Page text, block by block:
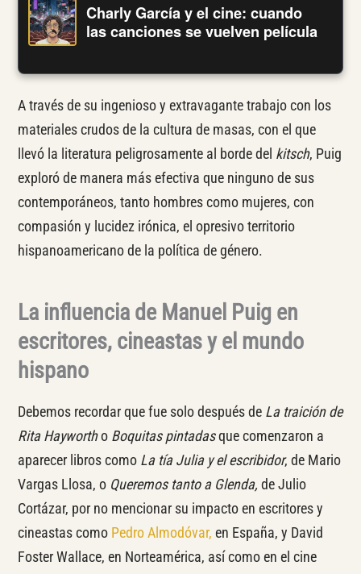
Charly García y el cine: cuando
las canciones se vuelven película
A través de su ingenioso y extravagante trabajo con los
materiales crudos de la cultura de masas, con el que
llevó la literatura peligrosamente al borde del kitsch, Puig
exploró de manera más efectiva que ninguno de sus
contemporáneos, tanto hombres como mujeres, con
compasión y lucidez irónica, el opresivo territorio
hispanoamericano de la política de género.
La influencia de Manuel Puig en
escritores, cineastas y el mundo
hispano
Debemos recordar que fue solo después de La traición de
Rita Haywortho Boquitas pintadasque comenzaron a
aparecer libros como La tía Julia y el escribidor, de Mario
Vargas Llosa, o Queremos tanto a Glenda, de Julio
Cortázar, por no mencionar su impacto en escritores y
cineastas como Pedro Almodóvar, en España, y David
Foster Wallace, en Norteamérica, así como en el cine